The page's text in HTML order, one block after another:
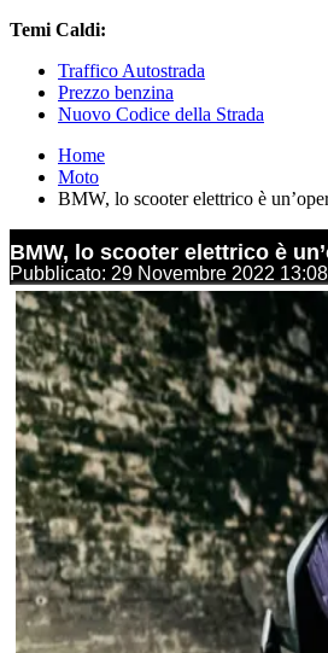
Temi Caldi:
Traffico Autostrada
Prezzo benzina
Nuovo Codice della Strada
Home
Moto
BMW, lo scooter elettrico è
BMW, lo scooter elettrico è
Pubblicato: 29 Novembre 2022 13:08